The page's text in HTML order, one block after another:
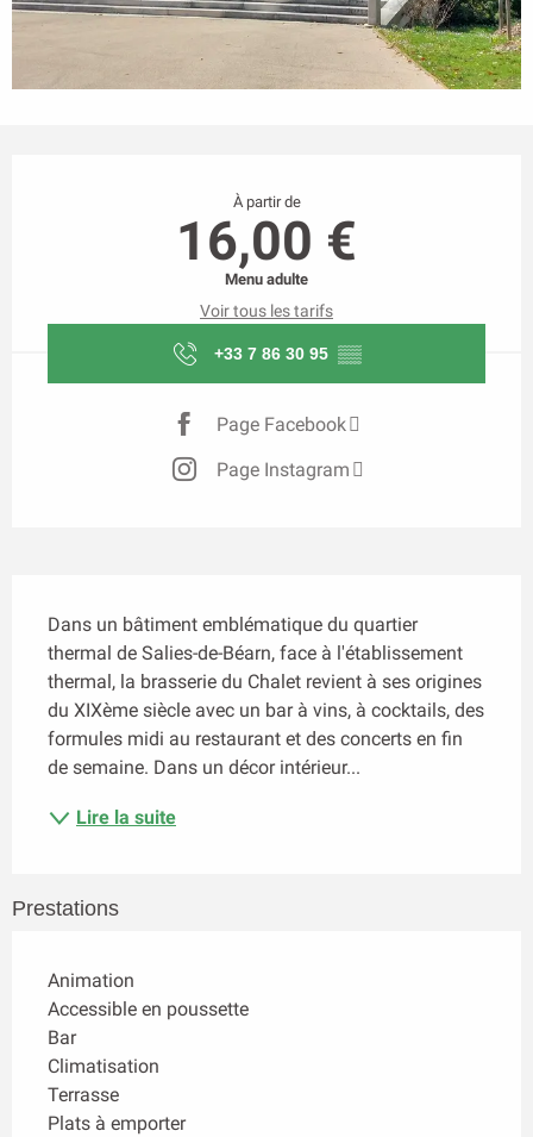
À partir de
16,00 €
Menu adulte
Voir tous les tarifs
+33 7 86 30 95 ▒▒
Page Facebook
Page Instagram
Dans un bâtiment emblématique du quartier
thermal de Salies-de-Béarn, face à l'établissement
thermal, la brasserie du Chalet revient à ses origines
du XIXème siècle avec un bar à vins, à cocktails, des
formules midi au restaurant et des concerts en fin
de semaine. Dans un décor intérieur...
Lire la suite
Prestations
Animation
Accessible en poussette
Bar
Climatisation
Terrasse
Plats à emporter